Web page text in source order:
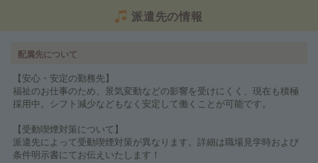
派遣先の情報
配属先について
【安心・安定の勤務先】
福祉のお仕事のため、景気変動などの影響を受けにくく、現在も積極
採用中。シフト減少などもなく安定して働くことが可能です。
【受動喫煙対策について】
派遣先によって受動喫煙対策が異なります。詳細は職場見学時および
条件明示書にてお伝えいたします！